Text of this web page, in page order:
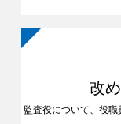
改
監査役について、役職